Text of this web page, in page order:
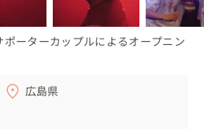
ポーターカップルによるオープニン
広島県